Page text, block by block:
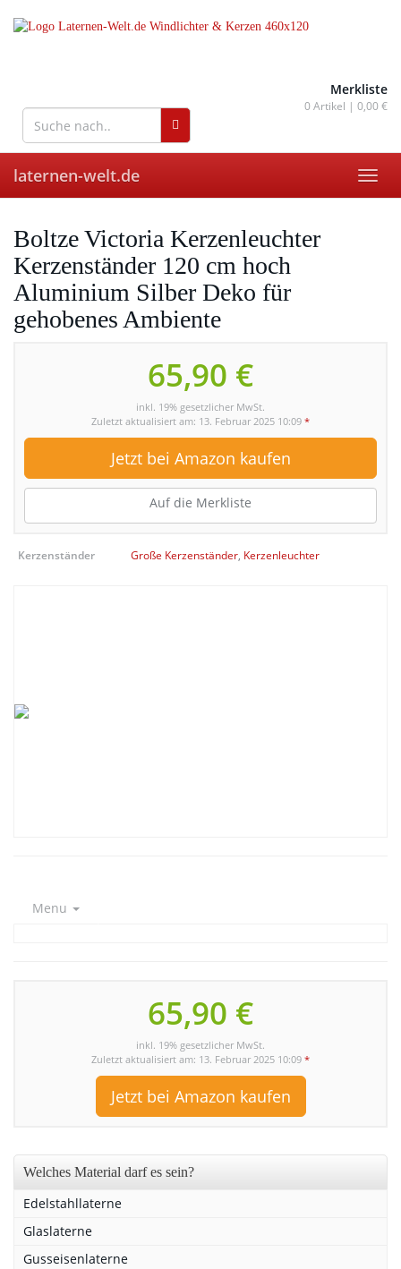
Merkliste
0Artikel | 0,00 €
laternen-welt.de
Boltze Victoria Kerzenleuchter
Kerzenständer 120 cm hoch
Aluminium Silber Deko für
gehobenes Ambiente
65,90 €
inkl. 19% gesetzlicher MwSt.
Zuletzt aktualisiert am: 13. Februar 2025 10:09 *
Jetzt bei Amazon kaufen
Auf die Merkliste
Kerzenständer Große Kerzenständer, Kerzenleuchter
Menu
65,90 €
inkl. 19% gesetzlicher MwSt.
Zuletzt aktualisiert am: 13. Februar 2025 10:09 *
Jetzt bei Amazon kaufen
Welches Material darf es sein?
Edelstahllaterne
Glaslaterne
Gusseisenlaterne